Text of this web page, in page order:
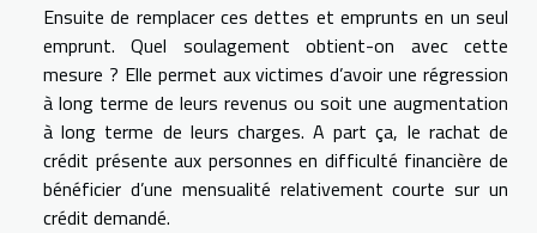
Ensuite de remplacer ces dettes et emprunts en un seul
emprunt. Quel soulagement obtient-on avec cette
mesure ? Elle permet aux victimes d’avoir une régression
à long terme de leurs revenus ou soit une augmentation
à long terme de leurs charges. A part ça, le rachat de
crédit présente aux personnes en difficulté financière de
bénéficier d’une mensualité relativement courte sur un
crédit demandé.